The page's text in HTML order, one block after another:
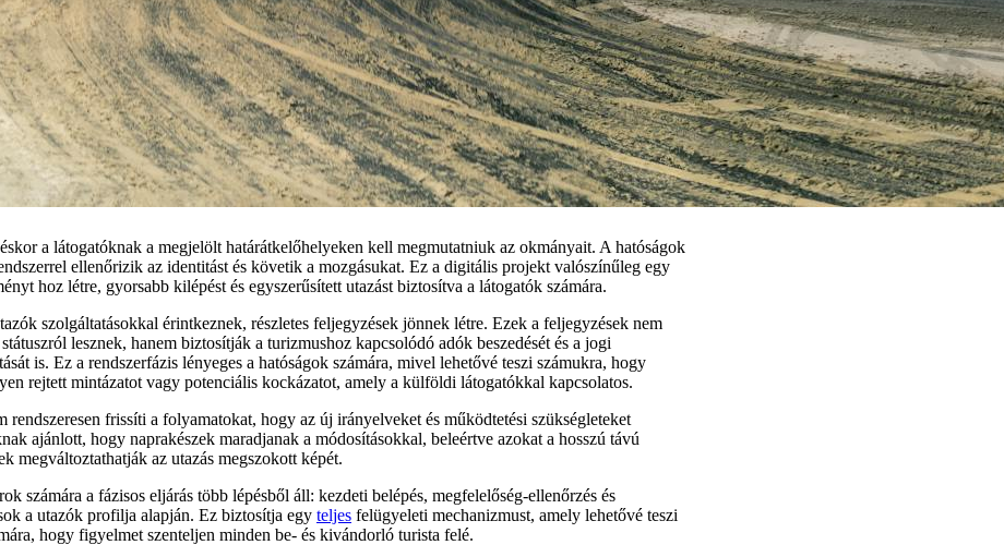
a látogatóknak a megjelölt határátkelőhelyeken kell megmutatniuk az okmányait. A hatóságok
ellenőrizik az identitást és követik a mozgásukat. Ez a digitális projekt valószínűleg egy
hoz létre, gyorsabb kilépést és egyszerűsített utazást biztosítva a látogatók számára.
szolgáltatásokkal érintkeznek, részletes feljegyzések jönnek létre. Ezek a feljegyzések nem
lesznek, hanem biztosítják a turizmushoz kapcsolódó adók beszedését és a jogi
is. Ez a rendszerfázis lényeges a hatóságok számára, mivel lehetővé teszi számukra, hogy
rejtett mintázatot vagy potenciális kockázatot, amely a külföldi látogatókkal kapcsolatos.
rendszeresen frissíti a folyamatokat, hogy az új irányelveket és működtetési szükségleteket
ajánlott, hogy naprakészek maradjanak a módosításokkal, beleértve azokat a hosszú távú
megváltoztathatják az utazás megszokott képét.
számára a fázisos eljárás több lépésből áll: kezdeti belépés, megfelelőség-ellenőrzés és
a utazók profilja alapján. Ez biztosítja egy teljes felügyeleti mechanizmust, amely lehetővé teszi
hogy figyelmet szenteljen minden be- és kivándorló turista felé.